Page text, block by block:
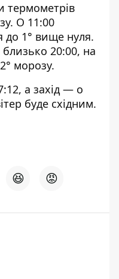
термометрів
О 11:00
до 1° вище нуля.
20:00, на
морозу.
а захід — о
буде східним.
😆 😡